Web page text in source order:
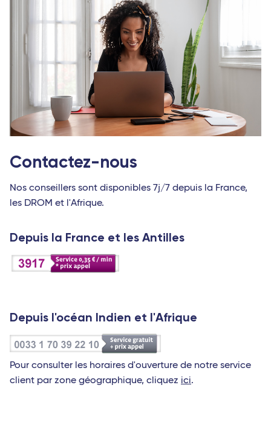
Contactez-nous
Nos conseillers sont disponibles 7j/7 depuis la France,
les DROM et l'Afrique.
Depuis la France et les Antilles
Depuis l'océan Indien et l'Afrique
Pour consulter les horaires d'ouverture de notre service
client par zone géographique, cliquez ici.